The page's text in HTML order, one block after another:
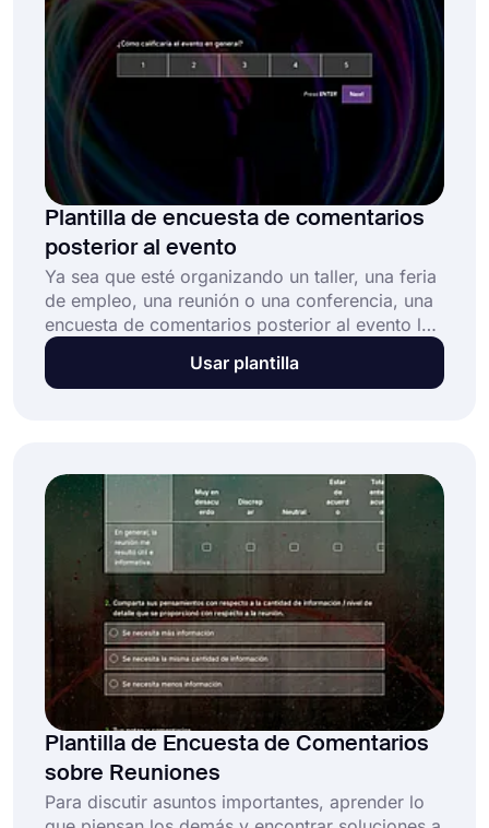
Plantilla de encuesta de comentarios
posterior al evento
Ya sea que esté organizando un taller, una feria
de empleo, una reunión o una conferencia, una
encuesta de comentarios posterior al evento le
permite recopilar información valiosa de los
participantes. Esta encuesta de comentarios
Usar plantilla
Plantilla de Encuesta de Comentarios
sobre Reuniones
Para discutir asuntos importantes, aprender lo